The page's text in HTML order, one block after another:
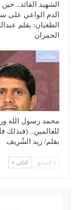
الشهيد القائد.. حين
الدم الواعي على
الطغيان: بقلم
الحمران
مقالات
محمد رسول الله
للعالمين.. (فبذلك
بقلم/ زيد الشُريف
السابق التالي